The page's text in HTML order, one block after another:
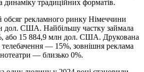
динаміку традиційних форматів.
обсяг рекламного ринку Німеччини
дол. США. Найбільшу частку займала
або 15 884,9 млн дол. США. Друкована
телебачення — 15%, зовнішня реклама
— близько 0%.